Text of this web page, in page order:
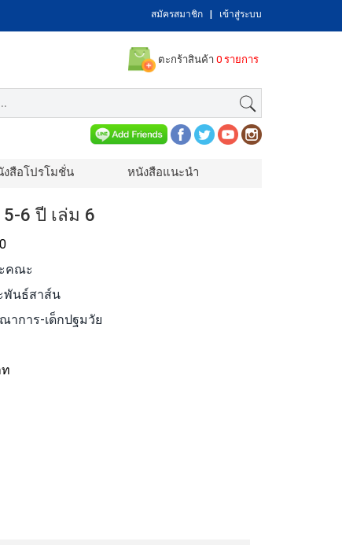
สมัครสมาชิก เข้าสู่ระบบ
ตะกร้าสินค้า 0 รายการ
งสือโปรโมชั่น หนังสือแนะนำ
6 ปี เล่ม 6
คณะ
พันธ์สาส์น
าการ-เด็กปฐมวัย
ท